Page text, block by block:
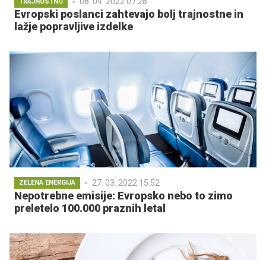
Evropski poslanci zahtevajo bolj trajnostne in
lažje popravljive izdelke
ZELENA ENERGIJA 27. 03. 2022 15.52
Nepotrebne emisije: Evropsko nebo to zimo
preletelo 100.000 praznih letal